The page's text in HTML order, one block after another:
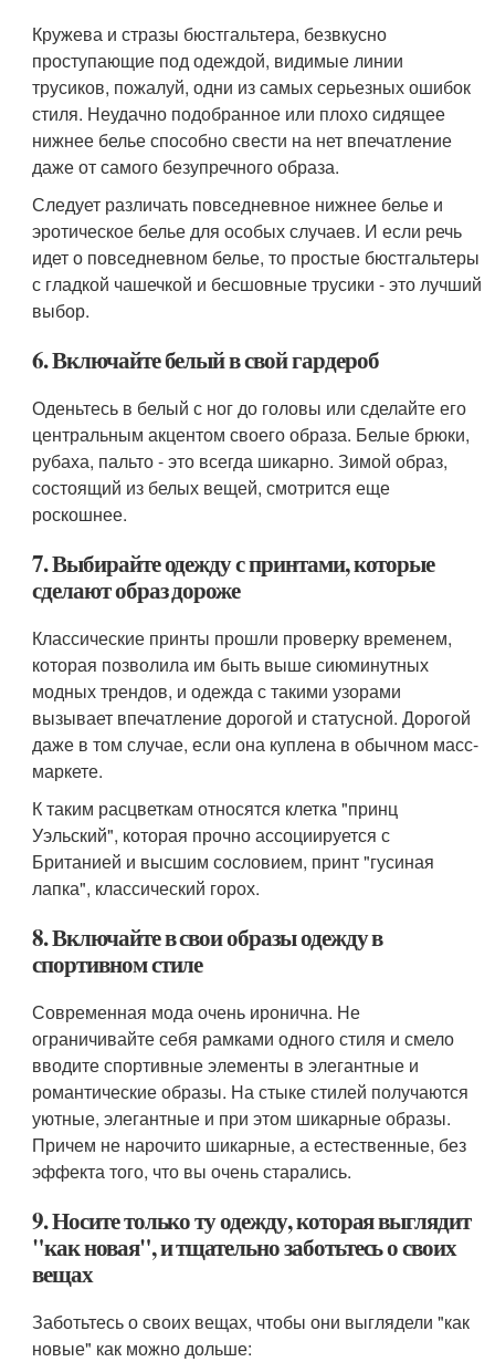
Кружева и стразы бюстгальтера, безвкусно
проступающие под одеждой, видимые линии
трусиков, пожалуй, одни из самых серьезных ошибок
стиля. Неудачно подобранное или плохо сидящее
нижнее белье способно свести на нет впечатление
даже от самого безупречного образа.
Следует различать повседневное нижнее белье и
эротическое белье для особых случаев. И если речь
идет о повседневном белье, то простые бюстгальтеры
с гладкой чашечкой и бесшовные трусики - это лучший
выбор.
6. Включайте белый в свой гардероб
Оденьтесь в белый с ног до головы или сделайте его
центральным акцентом своего образа. Белые брюки,
рубаха, пальто - это всегда шикарно. Зимой образ,
состоящий из белых вещей, смотрится еще
роскошнее.
7. Выбирайте одежду с принтами, которые
сделают образ дороже
Классические принты прошли проверку временем,
которая позволила им быть выше сиюминутных
модных трендов, и одежда с такими узорами
вызывает впечатление дорогой и статусной. Дорогой
даже в том случае, если она куплена в обычном масс-
маркете.
К таким расцветкам относятся клетка "принц
Уэльский", которая прочно ассоциируется с
Британией и высшим сословием, принт "гусиная
лапка", классический горох.
8. Включайте в свои образы одежду в
спортивном стиле
Современная мода очень иронична. Не
ограничивайте себя рамками одного стиля и смело
вводите спортивные элементы в элегантные и
романтические образы. На стыке стилей получаются
уютные, элегантные и при этом шикарные образы.
Причем не нарочито шикарные, а естественные, без
эффекта того, что вы очень старались.
9. Носите только ту одежду, которая выглядит
"как новая", и тщательно заботьтесь о своих
вещах
Заботьтесь о своих вещах, чтобы они выглядели "как
новые" как можно дольше: